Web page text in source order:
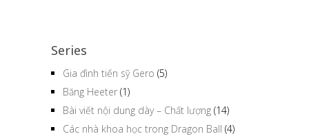
Series
Gia đình tiến sỹ Gero (5)
Băng Heeter (1)
Bài viết nội dung dày – Chất lượng (14)
Các nhà khoa học trong Dragon Ball (4)